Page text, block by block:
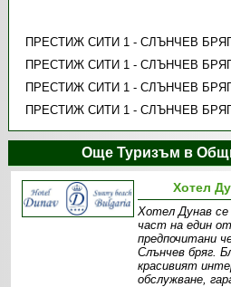
ПРЕСТИЖ СИТИ 1 - СЛЪНЧЕВ
ПРЕСТИЖ СИТИ 1 - СЛЪНЧЕВ
ПРЕСТИЖ СИТИ 1 - СЛЪНЧЕВ
ПРЕСТИЖ СИТИ 1 - СЛЪНЧЕВ
Още Туризъм в
Хотел
Хотел Дунав
част на един
предпочитани
Слънчев бряг.
красивият
обслужване,